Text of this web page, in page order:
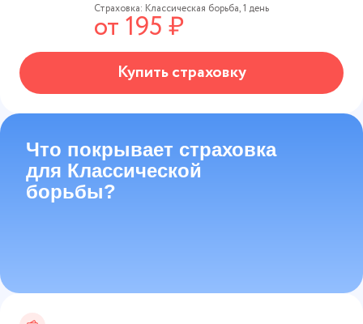
Страховка: Классическая борьба,1 день
от195₽
Купить страховку
Что покрывает страховка
для Классической
борьбы?